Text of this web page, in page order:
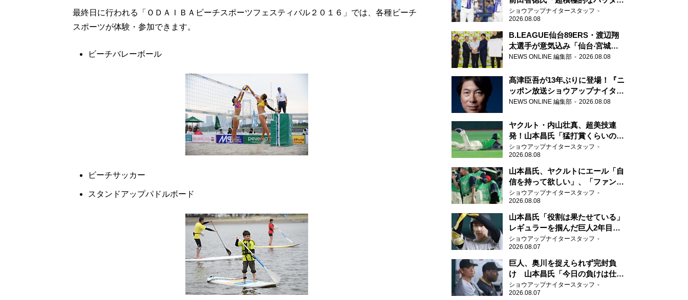
最終日に行われる「ＯＤＡＩＢＡビーチスポーツフェスティバル２０１６」では、各種ビーチ
スポーツが体験・参加できます。
ビーチバレーボール
ビーチサッカー
スタンドアップパドルボード
はチャンスに強い」
ショウアップナイタースタッフ
2026.08.08
B.LEAGUE仙台89ERS・渡辺翔
太選手が意気込み「仙台‧宮城を
さらに盛り上げていきたいです」
NEWS ONLINE 編集部 2026.08.08
髙津臣吾が13年ぶりに登場！『ニ
ッポン放送ショウアップナイタ
ー』
NEWS ONLINE 編集部 2026.08.08
ヤクルト・内山壮真、超美技連
発！山本昌氏「猛打賞くらいの価
値」
ショウアップナイタースタッフ
2026.08.08
山本昌氏、ヤクルトにエール「自
信を持って欲しい」、「ファンの
方も毎日応援してくれています」
ショウアップナイタースタッフ
2026.08.08
山本昌氏「役割は果たせている」
レギュラーを掴んだ巨人2年目の
新人王候補
ショウアップナイタースタッフ
2026.08.07
巨人、奥川を捉えられず完封負
け 山本昌氏「今日の負けは仕方
がない」
ショウアップナイタースタッフ
2026.08.07